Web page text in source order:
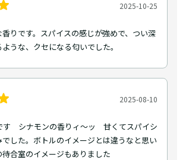
2025-10-25
りです。スパイスの感じが強めで、つい深
うな、クセになる匂いでした。
2025-08-10
シナモンの香りィ〜ッ 甘くてスパイシ
した。ボトルのイメージとは違うなと思い
合室のイメージもありました